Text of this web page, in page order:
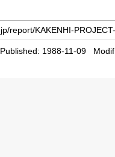
Published: 1988-11-09